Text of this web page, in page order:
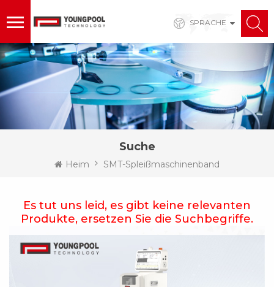
SPRACHE
Suche
Heim SMT-Spleißmaschinenband
Es tut uns leid, es gibt keine relevanten
Produkte, ersetzen Sie die Suchbegriffe.